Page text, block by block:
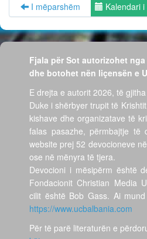
I mëparshëm Kalendari
Fjala për Sot autorizohet
dhe botohet nën liçensën e
E drejta e autorit 2026, të
Duke i shërbyer trupit të
kishave dhe organizatave të
falas pasazhe, përmbajtje të
website prej 52 devocioneve
ose në mënyra të tjera.
Devocioni i mësipërm është
Fondacionit Christian Media
cilit është Bob Gass. Ai
https://www.ucbalbania.com
Për të parë literaturën e